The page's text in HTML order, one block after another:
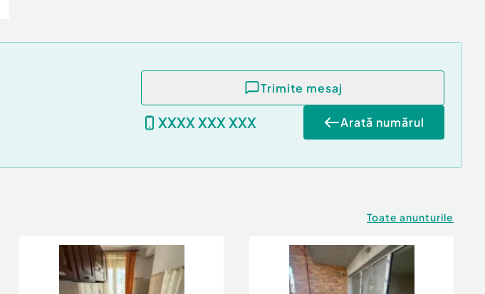
Trimite mesaj
XXXX XXX XXX Arată numărul
Toate anunturile